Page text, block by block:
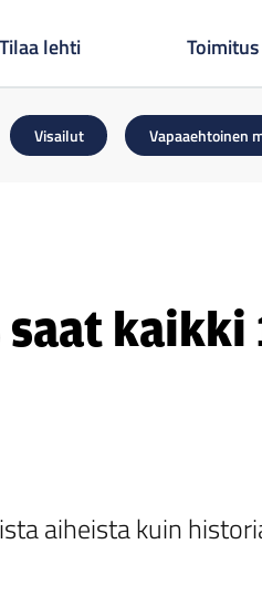
Tilaa lehti Toimitus
Visailut Vapaaehtoinen
kaikki
aiheista kuin